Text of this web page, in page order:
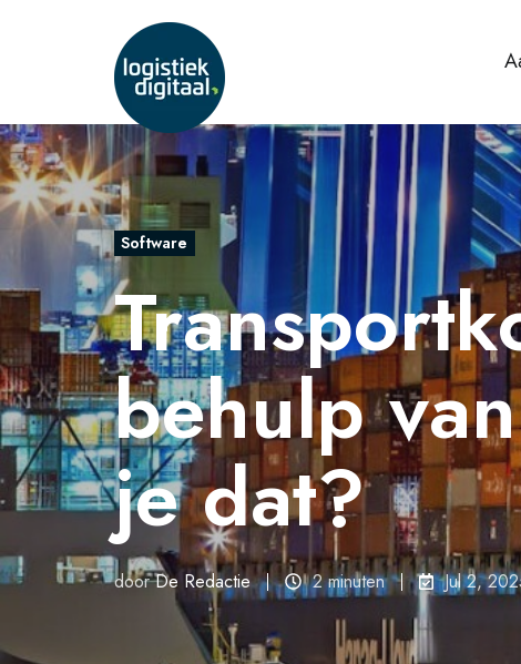
Software
behulp
je dat?
doorDe Redactie 2 minuten Jul 2,